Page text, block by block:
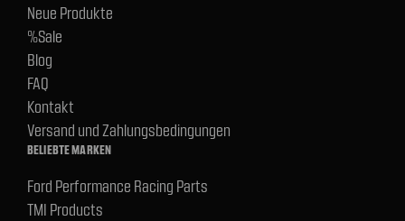
Neue Produkte
%Sale
Blog
FAQ
Kontakt
Versand und Zahlungsbedingungen
BELIEBTE MARKEN
Ford Performance Racing Parts
TMI Products